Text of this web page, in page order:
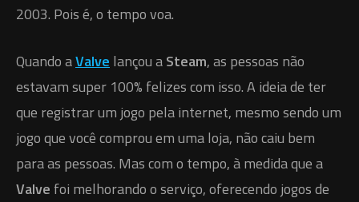
2003. Pois é, o tempo voa.
‎Quando aValve lançou ‎‎aSteam‎‎, as pessoas não
estavam super 100% felizes com isso. A ideia de ter
que registrar um jogo pela internet, mesmo sendo um
jogo que você comprou em uma loja, não caiu bem
para as pessoas. Mas com o tempo, à medida que a
Valve foi melhorando o serviço, oferecendo jogos de